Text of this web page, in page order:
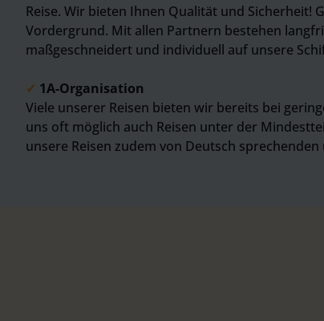
Reise. Wir bieten Ihnen Qualität und
Vordergrund. Mit allen Partnern bestehen
maßgeschneidert und individuell auf unsere
✓ 1A-Organisation
Viele unserer Reisen bieten wir bereits bei
uns oft möglich auch Reisen unter der
unsere Reisen zudem von Deutsch